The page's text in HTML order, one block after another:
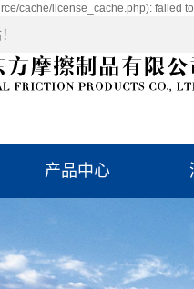
cache/license_cache.php):
产品中心